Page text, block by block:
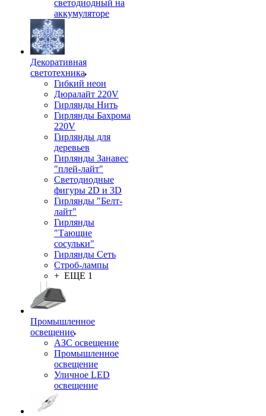
светодиодный на
аккумуляторе
Декоративная
светотехника
Гибкий неон
Дюралайт 220V
Гирлянды Нить
Гирлянды Бахрома
220V
Гирлянды для
деревьев
Гирлянды Занавес
"плей-лайт"
Светодиодные
фигуры 2D и 3D
Гирлянды "Белт-
лайт"
Гирлянды
"Тающие
сосульки"
Гирлянды Сеть
Строб-лампы
+ ЕЩЕ 1
Промышленное
освещение
АЗС освещение
Промышленное
освещение
Уличное LED
освещение